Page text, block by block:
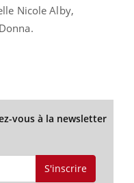
Nicole Alby,
vous à la newsletter
S'inscrire